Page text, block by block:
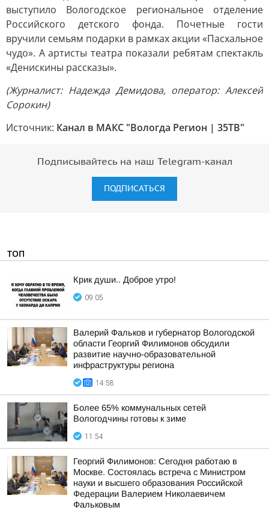
выступило Вологодское региональное отделение
Российского детского фонда. Почетные гости
вручили семьям подарки в рамках акции «Пасхальное
чудо». А артисты театра показали ребятам спектакль
«Денискины рассказы».
(Журналист: Надежда Демидова, оператор: Алексей
Сорокин)
Источник: Канал в МАКС "Вологда Регион | 35ТВ"
Подписывайтесь на наш Telegram-канал
ПОДПИСАТЬСЯ
ТОП
Крик души.. Доброе утро!
09:05
Валерий Фальков и губернатор Вологодской
области Георгий Филимонов обсудили
развитие научно-образовательной
инфраструктуры региона
14:58
Более 65% коммунальных сетей
Вологодчины готовы к зиме
11:54
Георгий Филимонов: Сегодня работаю в
Москве. Состоялась встреча с Министром
науки и высшего образования Российской
Федерации Валерием Николаевичем
Фальковым